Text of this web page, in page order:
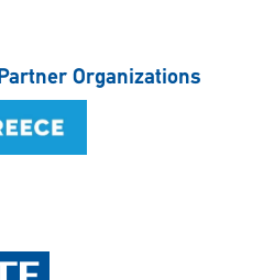
Organizations
Παρακαλώ περιμένετε…